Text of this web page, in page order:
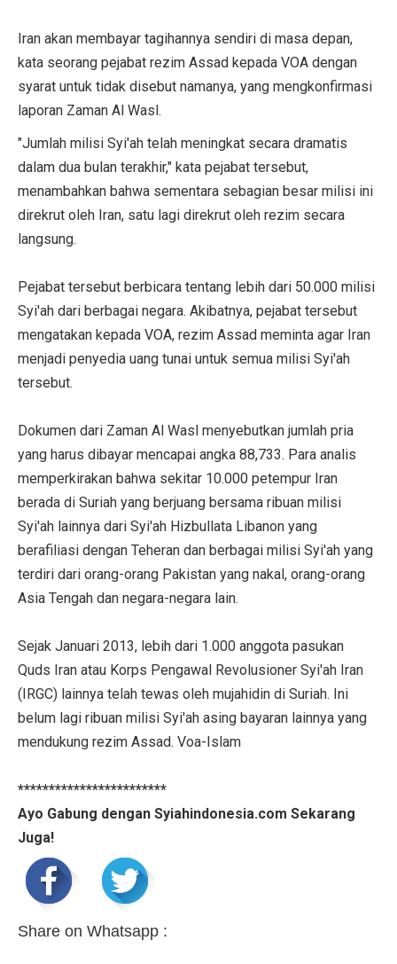
Iran akan membayar tagihannya sendiri di masa depan,
kata seorang pejabat rezim Assad kepada VOA dengan
syarat untuk tidak disebut namanya, yang mengkonfirmasi
laporan Zaman Al Wasl.
"Jumlah milisi Syi'ah telah meningkat secara dramatis
dalam dua bulan terakhir," kata pejabat tersebut,
menambahkan bahwa sementara sebagian besar milisi ini
direkrut oleh Iran, satu lagi direkrut oleh rezim secara
langsung.
Pejabat tersebut berbicara tentang lebih dari 50.000 milisi
Syi'ah dari berbagai negara. Akibatnya, pejabat tersebut
mengatakan kepada VOA, rezim Assad meminta agar Iran
menjadi penyedia uang tunai untuk semua milisi Syi'ah
tersebut.
Dokumen dari Zaman Al Wasl menyebutkan jumlah pria
yang harus dibayar mencapai angka 88,733. Para analis
memperkirakan bahwa sekitar 10.000 petempur Iran
berada di Suriah yang berjuang bersama ribuan milisi
Syi'ah lainnya dari Syi'ah Hizbullata Libanon yang
berafiliasi dengan Teheran dan berbagai milisi Syi'ah yang
terdiri dari orang-orang Pakistan yang nakal, orang-orang
Asia Tengah dan negara-negara lain.
Sejak Januari 2013, lebih dari 1.000 anggota pasukan
Quds Iran atau Korps Pengawal Revolusioner Syi'ah Iran
(IRGC) lainnya telah tewas oleh mujahidin di Suriah. Ini
belum lagi ribuan milisi Syi'ah asing bayaran lainnya yang
mendukung rezim Assad. Voa-Islam
************************
Ayo Gabung dengan Syiahindonesia.com Sekarang
Juga!
Share on Whatsapp :